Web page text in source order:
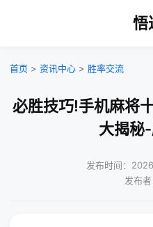
悟
首页 > 资讯中心 > 胜率交流
必胜技巧!手机麻将
大揭秘
发布时间：
发布